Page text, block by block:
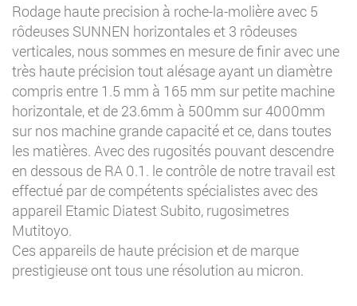
Rodage haute precision à roche-la-molière avec 5
rôdeuses SUNNEN horizontales et 3 rôdeuses
verticales, nous sommes en mesure de finir avec une
très haute précision tout alésage ayant un diamètre
compris entre 1.5 mm à 165 mm sur petite machine
horizontale, et de 23.6mm à 500mm sur 4000mm
sur nos machine grande capacité et ce, dans toutes
les matières. Avec des rugosités pouvant descendre
en dessous de RA 0.1. le contrôle de notre travail est
effectué par de compétents spécialistes avec des
appareil Etamic Diatest Subito, rugosimetres
Mutitoyo.
Ces appareils de haute précision et de marque
prestigieuse ont tous une résolution au micron.